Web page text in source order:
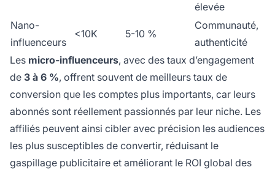
élevée
Nano-
influenceurs
<10K 5-10 %
Communauté,
authenticité
Les micro-influenceurs, avec des taux d’engagement
de 3 à 6 %, offrent souvent de meilleurs taux de
conversion que les comptes plus importants, car leurs
abonnés sont réellement passionnés par leur niche. Les
affiliés peuvent ainsi cibler avec précision les audiences
les plus susceptibles de convertir, réduisant le
gaspillage publicitaire et améliorant le ROI global des